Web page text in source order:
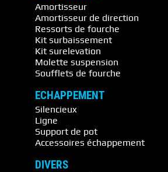
Amortisseur
Amortisseur de direction
Ressorts de fourche
Kit surbaissement
Kit surelevation
Molette suspension
Soufflets de fourche
ECHAPPEMENT
Silencieux
Ligne
Support de pot
Accessoires échappement
DIVERS